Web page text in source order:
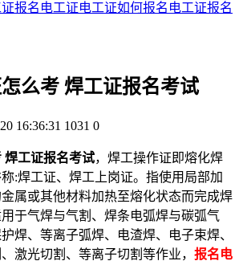
报名 电工证电工证如何报名 电工证报名
么考 焊工证报名考试
16:36:31 1031 0
焊工证报名考试，焊工操作证即熔化焊
:焊工证、焊工上岗证。指使用局部加
属或其他材料加热至熔化状态而完成焊
于气焊与气割、焊条电弧焊与碳弧气
焊、等离子弧焊、电渣焊、电子束焊、
激光切割、等离子切割等作业， 报名电